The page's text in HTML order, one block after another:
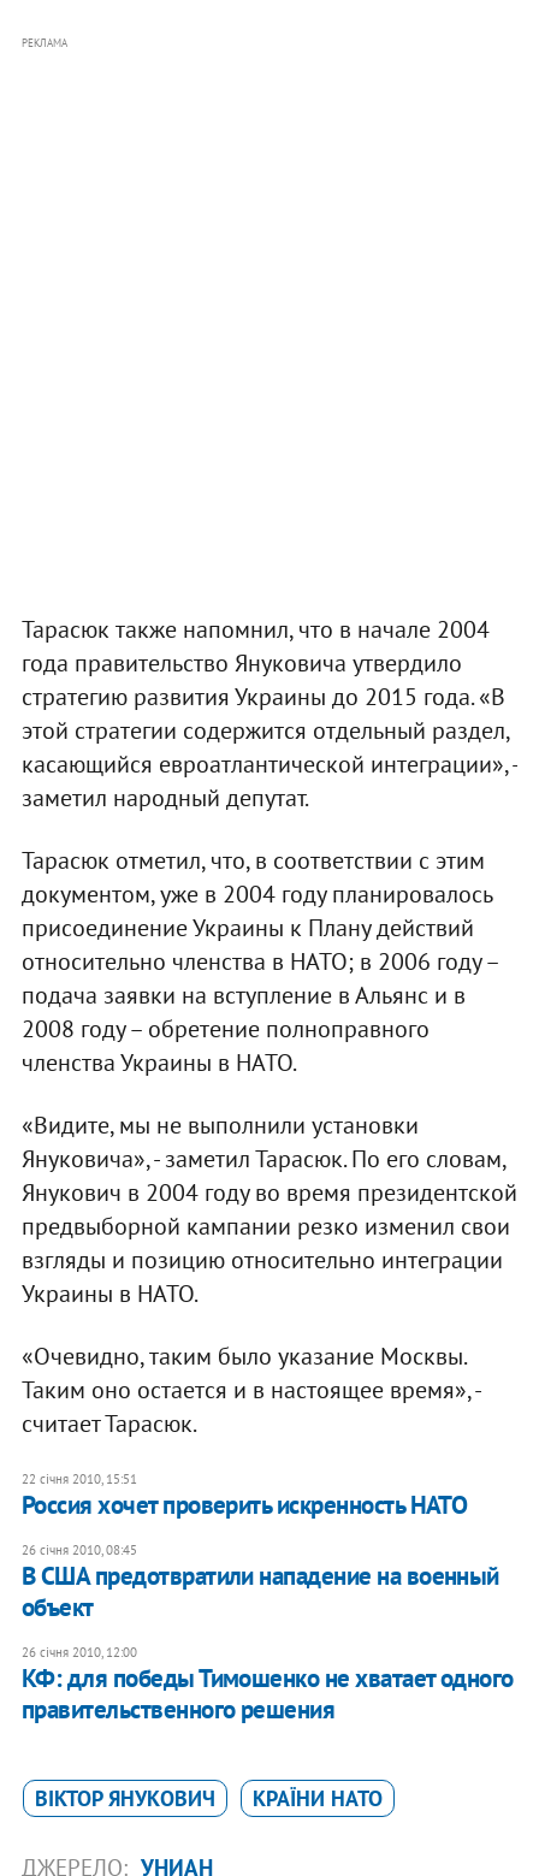
РЕКЛАМА
Тарасюк также напомнил, что в начале 2004
года правительство Януковича утвердило
стратегию развития Украины до 2015 года. «В
этой стратегии содержится отдельный раздел,
касающийся евроатлантической интеграции», -
заметил народный депутат.
Тарасюк отметил, что, в соответствии с этим
документом, уже в 2004 году планировалось
присоединение Украины к Плану действий
относительно членства в НАТО; в 2006 году –
подача заявки на вступление в Альянс и в
2008 году – обретение полноправного
членства Украины в НАТО.
«Видите, мы не выполнили установки
Януковича», - заметил Тарасюк. По его словам,
Янукович в 2004 году во время президентской
предвыборной кампании резко изменил свои
взгляды и позицию относительно интеграции
Украины в НАТО.
«Очевидно, таким было указание Москвы.
Таким оно остается и в настоящее время», -
считает Тарасюк.
22 січня 2010, 15:51
Россия хочет проверить искренность НАТО
26 січня 2010, 08:45
В США предотвратили нападение на военный
объект
26 січня 2010, 12:00
КФ: для победы Тимошенко не хватает одного
правительственного решения
ВІКТОР ЯНУКОВИЧ КРАЇНИ НАТО
ДЖЕРЕЛО: УНИАН